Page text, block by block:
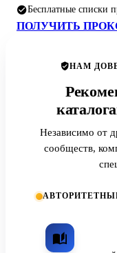
Бесплатные списки
ПОЛУЧИТЬ
НАМ
Независимо от
сообществ,